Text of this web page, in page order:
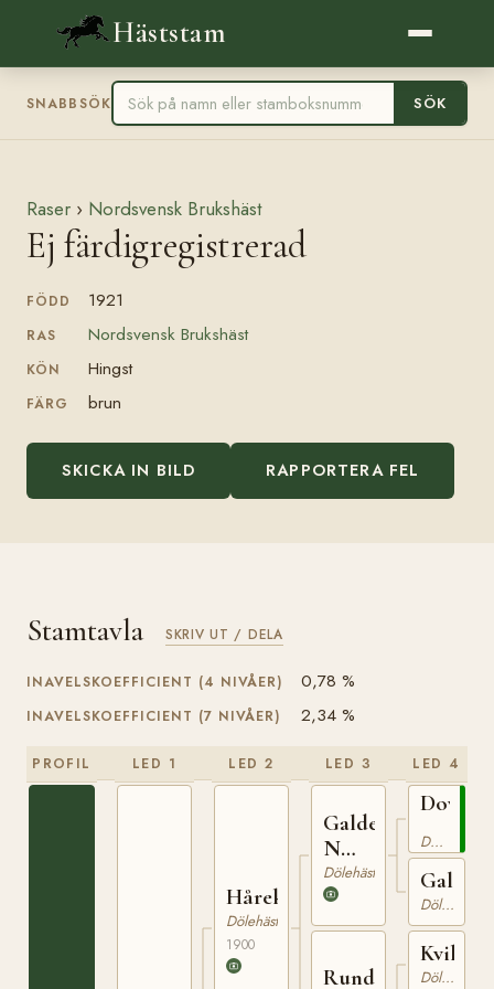
Häststam
SNABBSÖK SÖK
Raser › Nordsvensk Brukshäst
Ej färdigregistrerad
FÖDD 1921
RAS Nordsvensk Brukshäst
KÖN Hingst
FÄRG brun
SKICKA IN BILD RAPPORTERA FEL
Stamtavla SKRIV UT / DELA
INAVELSKOEFFICIENT (4 NIVÅER) 0,78 %
INAVELSKOEFFICIENT (7 NIVÅER) 2,34 %
PROFIL LED 1 LED 2
Hårek
Dölehäst
1900
LED 3
Galde
N
372
Dölehäst
Rundduva
LED 4
Dovre
N
130
Dölehäst
Dölehäst
Kvik
Dölehäst